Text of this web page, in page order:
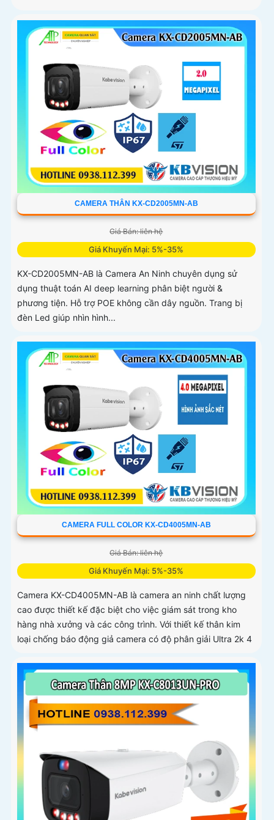
CAMERA THÂN KX-CD2005MN-AB
Giá Bán: liên hệ
Giá Khuyến Mại: 5%-35%
KX-CD2005MN-AB là Camera An Ninh chuyên dụng sử
dụng thuật toán AI deep learning phân biệt người &
phương tiện. Hỗ trợ POE không cần dây nguồn. Trang bị
đèn Led giúp nhìn hình...
CAMERA FULL COLOR KX-CD4005MN-AB
Giá Bán: liên hệ
Giá Khuyến Mại: 5%-35%
Camera KX-CD4005MN-AB là camera an ninh chất lượng
cao được thiết kế đặc biệt cho việc giám sát trong kho
hàng nhà xưởng và các công trình. Với thiết kế thân kim
loại chống báo động giả camera có độ phân giải Ultra 2k 4